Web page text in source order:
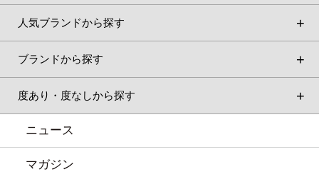
人気ブランドから探す
ブランドから探す
度あり・度なしから探す
ニュース
マガジン